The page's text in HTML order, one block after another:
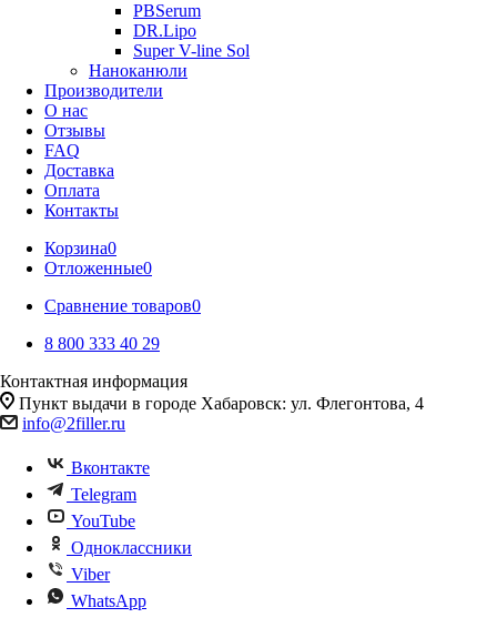
PBSerum
DR.Lipo
Super V-line Sol
Наноканюли
Производители
О нас
Отзывы
FAQ
Доставка
Оплата
Контакты
Корзина0
Отложенные0
Сравнение товаров0
8 800 333 40 29
Контактная информация
Пункт выдачи в городе Хабаровск: ул. Флегонтова, 4
info@2filler.ru
Вконтакте
Telegram
YouTube
Одноклассники
Viber
WhatsApp